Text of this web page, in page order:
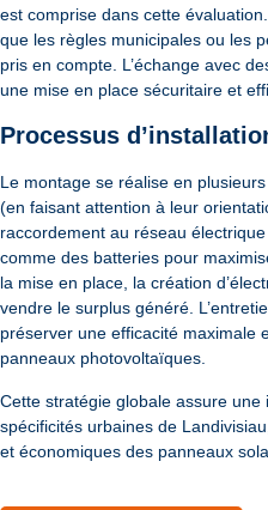
est comprise dans cette
que les règles municipales ou les
pris en compte. L’échange avec
une mise en place sécuritaire et
Processus
Le montage se réalise en
(en faisant attention à leur
raccordement au réseau
comme des batteries pour
la mise en place, la création
vendre le surplus généré.
préserver une efficacité maximale
panneaux photovoltaïques.
Cette stratégie globale assure
spécificités urbaines de
et économiques des panneaux